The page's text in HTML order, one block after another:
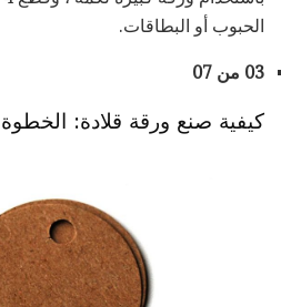
الحبوب أو البطاقات.
03 من 07
كيفية صنع ورقة قلادة: الخطوة 2